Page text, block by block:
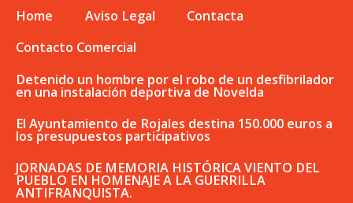
Home Aviso Legal
Contacta
Contacto Comercial
Detenido un hombre por el robo de un desfibrilador
en una instalación deportiva de Novelda
El Ayuntamiento de Rojales destina 150.000 euros a
los presupuestos participativos
JORNADAS DE MEMORIA HISTÓRICA VIENTO DEL
PUEBLO EN HOMENAJE A LA GUERRILLA
ANTIFRANQUISTA.